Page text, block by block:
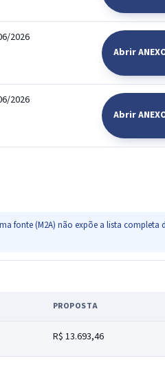
2026
Abrir
2026
Abrir
fonte (M2A) não expõe a lista
PROPOSTA
R$ 13.693,46